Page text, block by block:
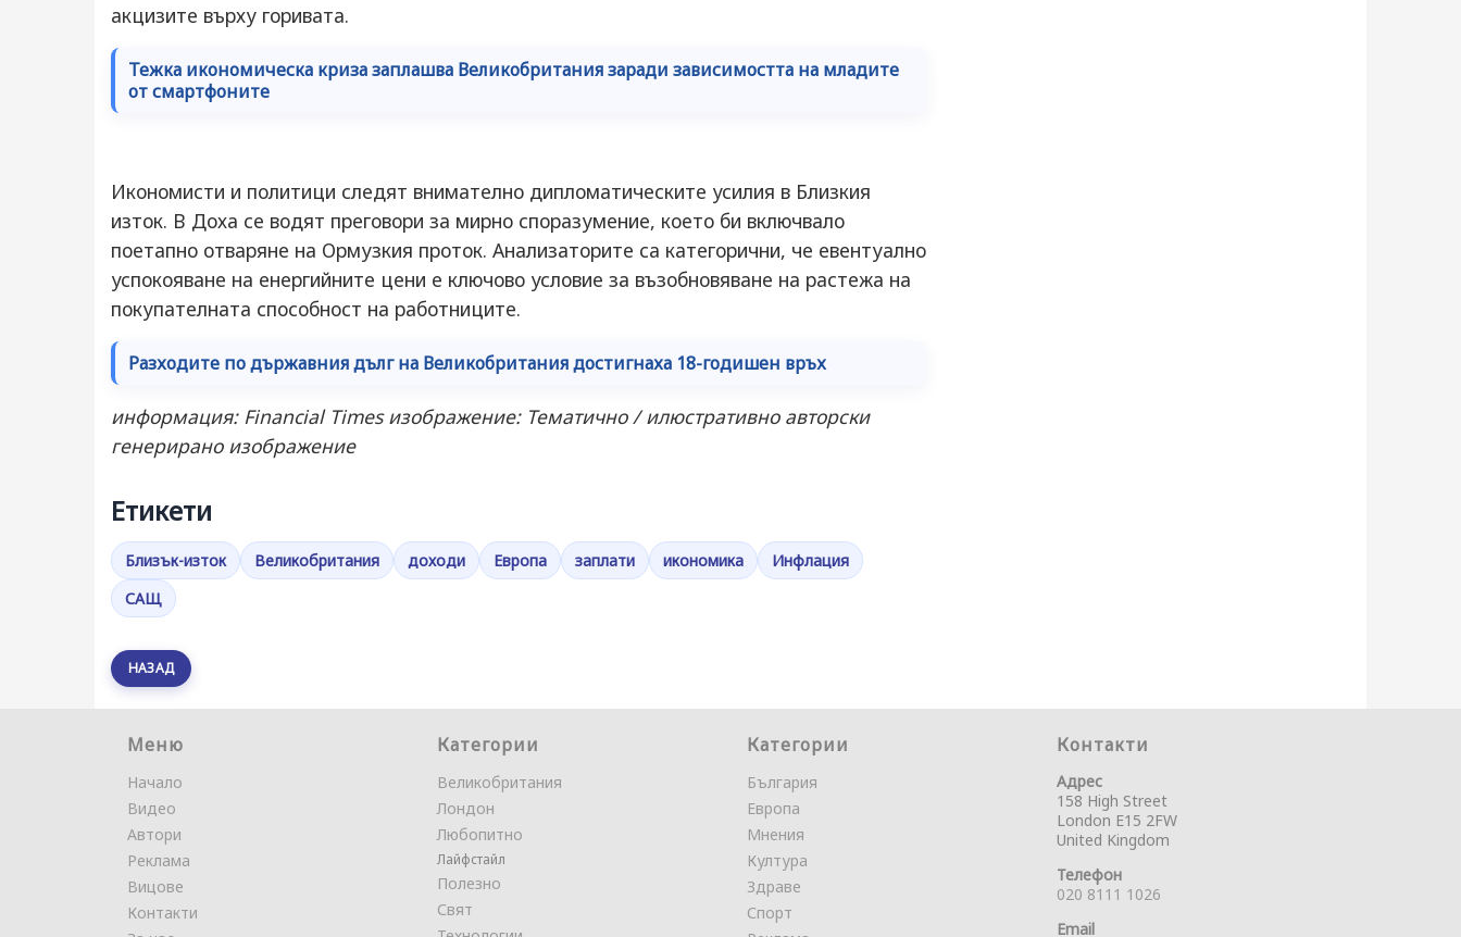
акцизите върху горивата.
Тежка икономическа криза заплашва Великобритания заради зависимостта на младите
от смартфоните
Икономисти и политици следят внимателно дипломатическите усилия в Близкия
изток. В Доха се водят преговори за мирно споразумение, което би включвало
поетапно отваряне на Ормузкия проток. Анализаторите са категорични, че евентуално
успокояване на енергийните цени е ключово условие за възобновяване на растежа на
покупателната способност на работниците.
Разходите по държавния дълг на Великобритания достигнаха 18-годишен връх
информация: Financial Times изображение: Тематично / илюстративно авторски
генерирано изображение
Етикети
Близък-изток Великобритания доходи Европа заплати икономика
Инфлация
САЩ
НАЗАД
Меню
Начало
Видео
Автори
Реклама
Вицове
Контакти
Категории
Великобритания
Лондон
Любопитно
Лайфстайл
Полезно
Свят
Категории
България
Европа
Мнения
Култура
Здраве
Спорт
Контакти
Адрес
158 High Street
London E15 2FW
United Kingdom
Телефон
020 8111 1026
Email